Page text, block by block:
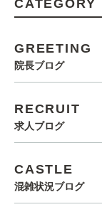
CATEGORY
GREETING
院長ブログ
RECRUIT
求人ブログ
CASTLE
混雑状況ブログ